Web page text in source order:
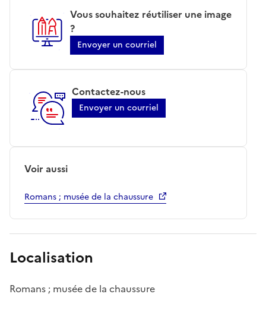
Vous souhaitez réutiliser une image
?
Envoyer un courriel
Contactez-nous
Envoyer un courriel
Voir aussi
Romans ; musée de la chaussure
Localisation
Romans ; musée de la chaussure